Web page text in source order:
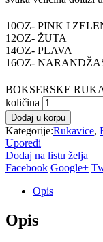
10OZ- PINK I
12OZ- ŽUTA
14OZ- PLAVA
16OZ-
BOKSERSKE
količina
Dodaj u korpu
Kategorije:Rukavice,
Uporedi
Dodaj na listu želja
Facebook Google+
Opis
Opis